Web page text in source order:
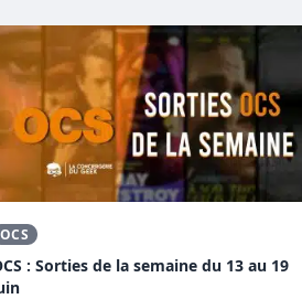
OCS
: Sorties de la semaine du 13 au 19